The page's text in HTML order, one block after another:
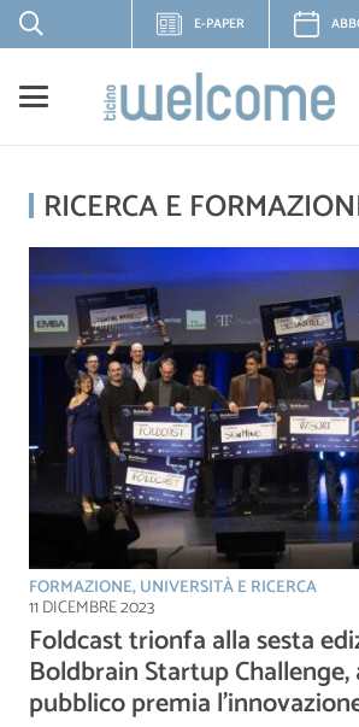
E-PAPER
RICERCA E
FORMAZIONE, UNIVERSITÀ E RICERCA
11 DICEMBRE 2023
Foldcast trionfa alla sesta
Boldbrain Startup Challenge,
pubblico premia